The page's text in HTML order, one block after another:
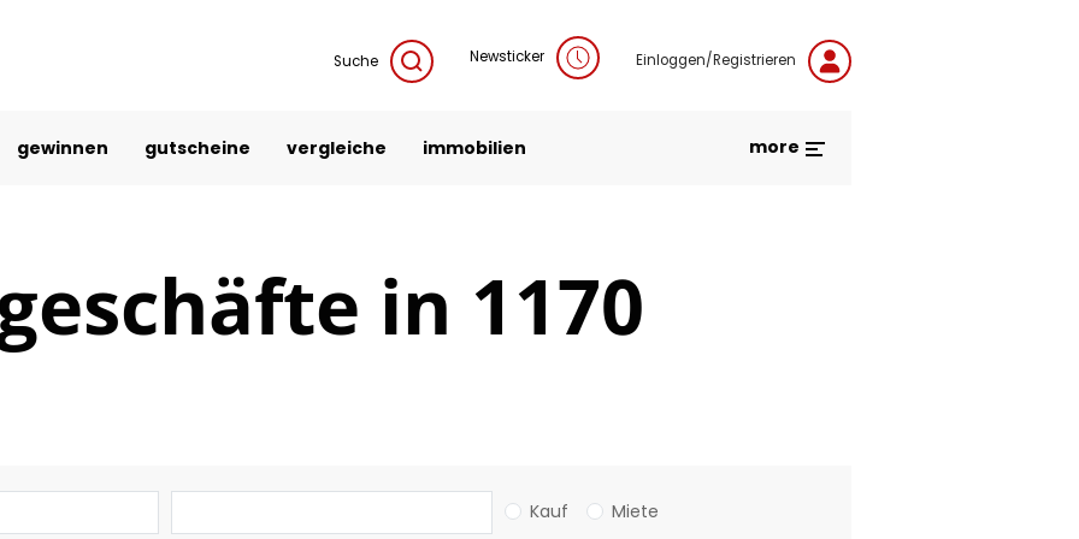
Suche Newsticker Einloggen/Registrieren
gewinnen gutscheine vergleiche immobilien more
in 1170
Kauf Miete